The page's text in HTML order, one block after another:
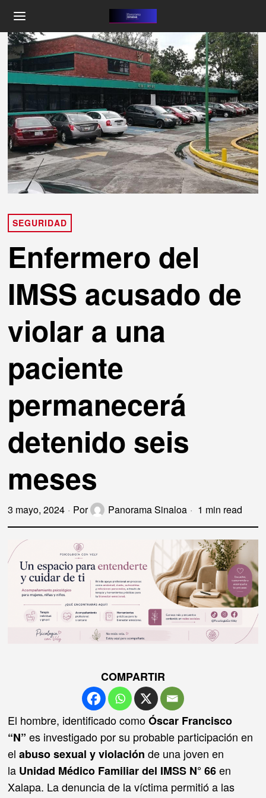
SEGURIDAD
Enfermero del
IMSS acusado de
violar a una
paciente
permanecerá
detenido seis
meses
3 mayo, 2024 Por Panorama Sinaloa 1 min read
COMPARTIR
El hombre, identificado comoÓscar Francisco
“N”es investigado por su probable participación en
elabuso sexual y violaciónde una joven en
la Unidad Médico Familiar del IMSS N° 66en
Xalapa. La denuncia de la víctima permitió a las